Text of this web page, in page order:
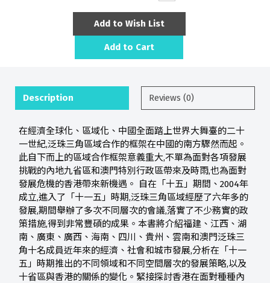
Add to Wish List
Add to Cart
Description Reviews (0)
在經濟全球化、區域化、中國全面踏上世界大舞臺的二十
一世紀,泛珠三角區域合作的框架在中國的南方驟然而起。
此自下而上的區域合作框架意義重大,不單為面對各項發展
挑戰的內地九省區和澳門特別行政區帶來及時雨,也為面對
發展危機的香港帶來新機遇。 自在「十五」期間、2004年
成立,進入了「十一五」時期,泛珠三角區域經歷了六年多的
發展,期間舉辦了多次不同層次的會議,落實了不少務實的政
策措施,得到非常豐碩的成果。本書將介紹福建、江西、湖
南、廣東、廣西、海南、四川、貴州、雲南和澳門泛珠三
角十名成員近年來的經濟、社會和城市發展,分析在「十一
五」時期推出的不同領域和不同空間層次的發展策略,以及
十省區與香港的關係的變化。緊接探討香港在面對種種內